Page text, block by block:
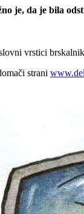
je, da je bila
vrstici
strani